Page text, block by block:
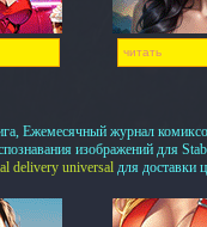
читать
Ежемесячный журнал
изображений для
delivery universal для доставки